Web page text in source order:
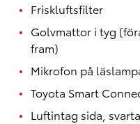
Friskluftsfilter
Golvmattor i tyg
fram)
Mikrofon på
Toyota Smart
Luftintag sida, svarta